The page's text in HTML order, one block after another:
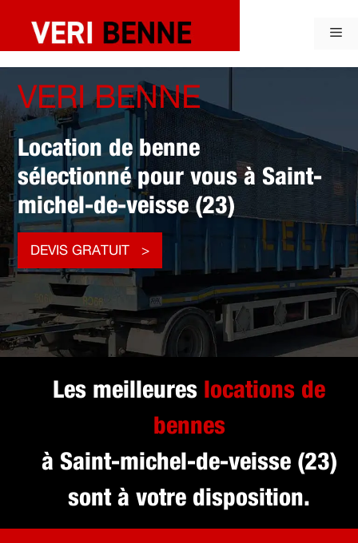
contenu
VERI BENNE
Location de benne
sélectionné pour vous à Saint-
michel-de-veisse (23)
DEVIS GRATUIT
Les meilleures locations de
bennes
à Saint-michel-de-veisse (23)
sont à votre disposition.